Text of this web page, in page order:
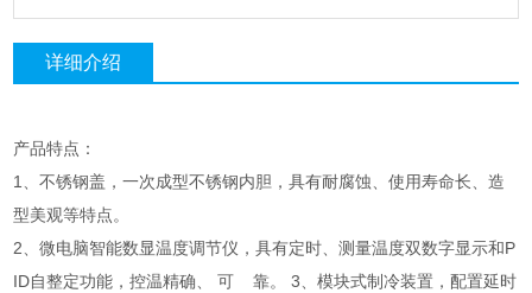
详细介绍
产品特点：
1、不锈钢盖，一次成型不锈钢内胆，具有耐腐蚀、使用寿命长、造
型美观等特点。
2、微电脑智能数显温度调节仪，具有定时、测量温度双数字显示和P
ID自整定功能，控温精确、 可 靠。 3、模块式制冷装置，配置延时